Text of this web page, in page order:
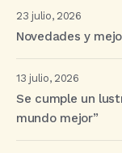
23 julio, 2026
Novedades y
13 julio, 2026
Se cumple un
mundo mejor”